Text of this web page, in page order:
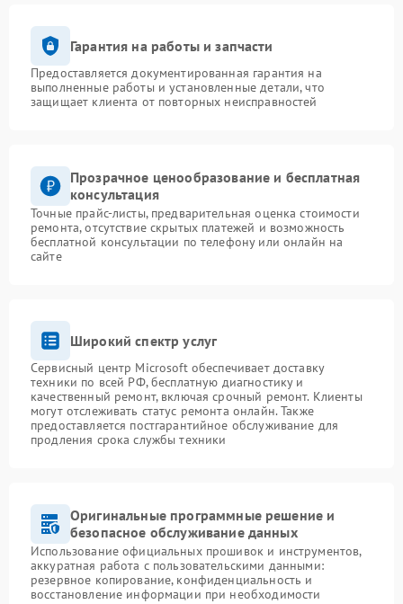
Гарантия на работы и запчасти
Предоставляется документированная гарантия на
выполненные работы и установленные детали, что
защищает клиента от повторных неисправностей
Прозрачное ценообразование и бесплатная
консультация
Точные прайс-листы, предварительная оценка стоимости
ремонта, отсутствие скрытых платежей и возможность
бесплатной консультации по телефону или онлайн на
сайте
Широкий спектр услуг
Сервисный центр Microsoft обеспечивает доставку
техники по всей РФ, бесплатную диагностику и
качественный ремонт, включая срочный ремонт. Клиенты
могут отслеживать статус ремонта онлайн. Также
предоставляется постгарантийное обслуживание для
продления срока службы техники
Оригинальные программные решение и
безопасное обслуживание данных
Использование официальных прошивок и инструментов,
аккуратная работа с пользовательскими данными:
резервное копирование, конфиденциальность и
восстановление информации при необходимости